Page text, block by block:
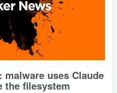
malware uses Claude
the filesystem